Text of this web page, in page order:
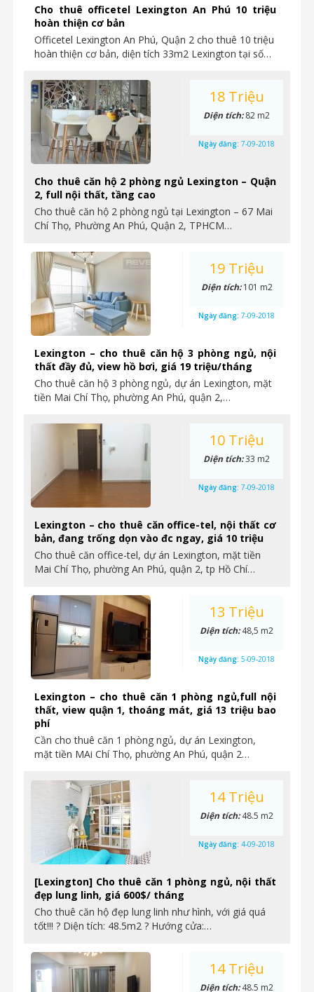
Cho thuê officetel Lexington An Phú 10 triệu
hoàn thiện cơ bản
Officetel Lexington An Phú, Quận 2 cho thuê 10 triệu
hoàn thiện cơ bản, diện tích 33m2 Lexington tại số…
Cho thuê căn hộ 2 phòng ngủ Lexington – Quận
2, full nội thất, tầng cao
Cho thuê căn hộ 2 phòng ngủ tại Lexington – 67 Mai
Chí Thọ, Phường An Phú, Quận 2, TPHCM…
18 Triệu
Diện tích:82 m2
Ngày đăng: 7-09-2018
Lexington – cho thuê căn hộ 3 phòng ngủ, nội
thất đầy đủ, view hồ bơi, giá 19 triệu/tháng
Cho thuê căn hộ 3 phòng ngủ, dự án Lexington, mặt
tiền Mai Chí Thọ, phường An Phú, quận 2,…
19 Triệu
Diện tích:101 m2
Ngày đăng: 7-09-2018
Lexington – cho thuê căn office-tel, nội thất cơ
bản, đang trống dọn vào đc ngay, giá 10 triệu
Cho thuê căn office-tel, dự án Lexington, mặt tiền
Mai Chí Thọ, phường An Phú, quận 2, tp Hồ Chí…
10 Triệu
Diện tích:33 m2
Ngày đăng: 7-09-2018
Lexington – cho thuê căn 1 phòng ngủ,full nội
thất, view quận 1, thoáng mát, giá 13 triệu bao
phí
Cần cho thuê căn 1 phòng ngủ, dự án Lexington,
mặt tiền MAi Chí Thọ, phường An Phú, quận 2…
13 Triệu
Diện tích:48,5 m2
Ngày đăng: 5-09-2018
[Lexington] Cho thuê căn 1 phòng ngủ, nội thất
đẹp lung linh, giá 600$/ tháng
Cho thuê căn hộ đẹp lung linh như hình, với giá quá
tốt!!! ? Diện tích: 48.5m2 ? Hướng cửa:…
14 Triệu
Diện tích:48.5 m2
Ngày đăng: 4-09-2018
14 Triệu
Diện tích:48.5 m2